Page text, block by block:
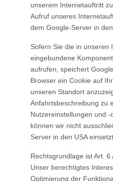
unserem Internetauftritt
Aufruf unseres
dem Google-Server in
Sofern Sie die in unseren
eingebundene
aufrufen, speichert
Browser ein Cookie auf
unseren Standort
Anfahrtsbeschreibung zu
Nutzereinstellungen und
können wir nicht
Server in den USA
Rechtsgrundlage ist Art. 6
Unser berechtigtes
Optimierung der